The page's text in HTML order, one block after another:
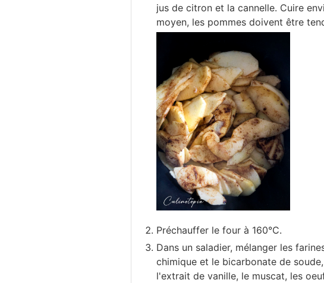
jus de citron et la cannelle. Cuire
moyen, les pommes doivent être
Préchauffer le four à 160°C.
Dans un saladier, mélanger les
chimique et le bicarbonate de
l'extrait de vanille, le muscat, les